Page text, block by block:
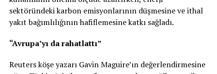
sektöründeki karbon emisyonlarının düşmesine ve ithal
yakıt bağımlılığının hafiflemesine katkı sağladı.
“Avrupa’yı da rahatlattı”
Reuters köşe yazarı Gavin Maguire’ın değerlendirmesine